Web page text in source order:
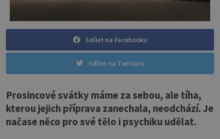
Sdílet na Facebooku
Sdílet na Twitteru
Prosincové svátky máme za sebou, ale tíha,
kterou jejich příprava zanechala, neodchází. Je
načase něco pro své tělo i psychiku udělat.